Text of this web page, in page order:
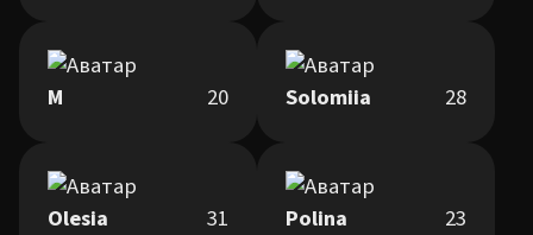
М 20 Solomiia 28
Olesia 31 Polina 23